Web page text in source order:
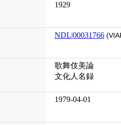
1929
NDL|00031766
歌舞伎美論
文化人名録
1979-04-01